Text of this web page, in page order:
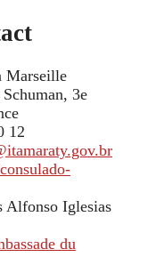
Marseille
3e
12
Alfonso Iglesias
du